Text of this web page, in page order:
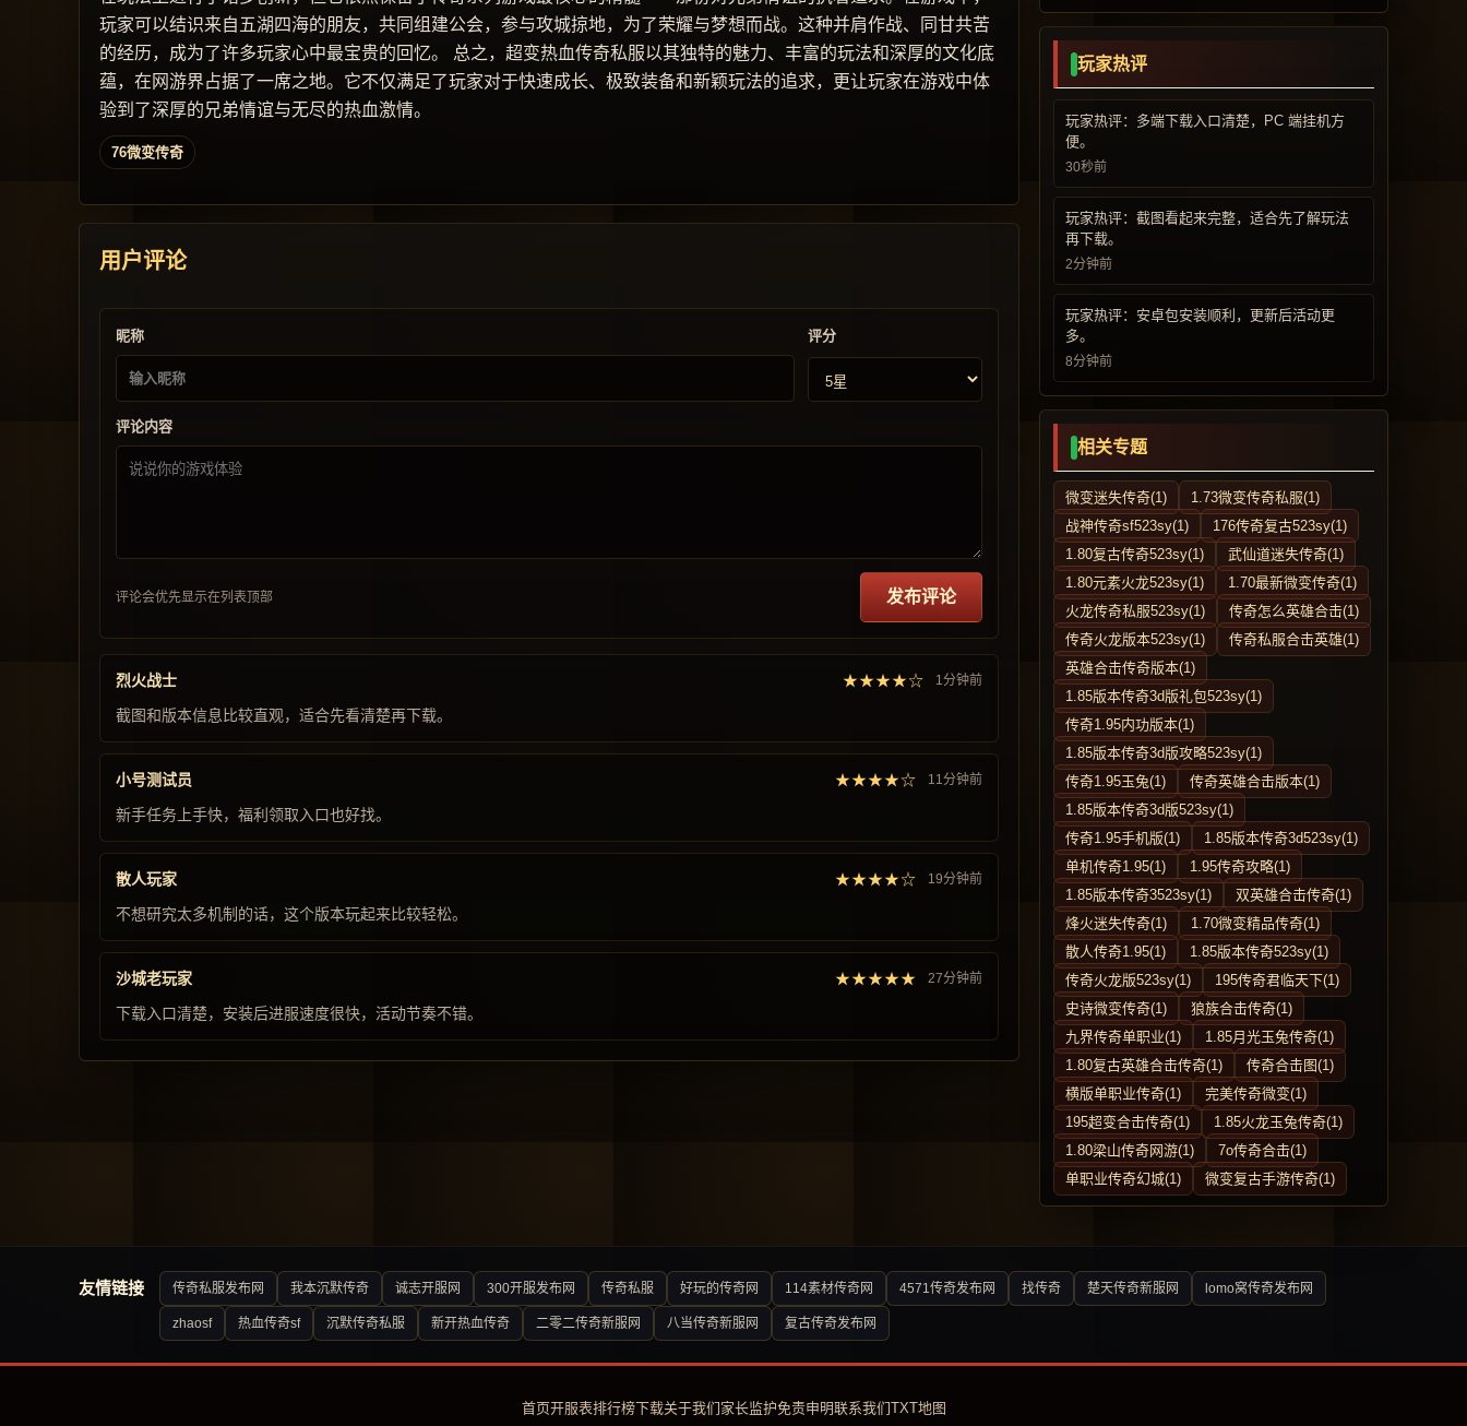
玩家可以结识来自五湖四海的朋友，共同组建公会，参与攻城掠地，为了荣耀与梦想而战。这种并肩作战、同甘共苦
的经历，成为了许多玩家心中最宝贵的回忆。 总之，超变热血传奇私服以其独特的魅力、丰富的玩法和深厚的文化底
蕴，在网游界占据了一席之地。它不仅满足了玩家对于快速成长、极致装备和新颖玩法的追求，更让玩家在游戏中体
验到了深厚的兄弟情谊与无尽的热血激情。
76微变传奇
用户评论
昵称 评分
评论内容
评论会优先显示在列表顶部 发布评论
烈火战士 ★★★★☆ 1分钟前
截图和版本信息比较直观，适合先看清楚再下载。
小号测试员 ★★★★☆ 11分钟前
新手任务上手快，福利领取入口也好找。
散人玩家 ★★★★☆ 19分钟前
不想研究太多机制的话，这个版本玩起来比较轻松。
沙城老玩家 ★★★★★ 27分钟前
下载入口清楚，安装后进服速度很快，活动节奏不错。
玩家热评
玩家热评：多端下载入口清楚，PC 端挂机方
便。
30秒前
玩家热评：截图看起来完整，适合先了解玩法
再下载。
2分钟前
玩家热评：安卓包安装顺利，更新后活动更
多。
8分钟前
相关专题
微变迷失传奇(1)
1.73微变传奇私服(1)
战神传奇sf523sy(1)
176传奇复古523sy(1)
1.80复古传奇523sy(1)
武仙道迷失传奇(1)
1.80元素火龙523sy(1)
1.70最新微变传奇(1)
火龙传奇私服523sy(1)
传奇怎么英雄合击(1)
传奇火龙版本523sy(1)
传奇私服合击英雄(1)
英雄合击传奇版本(1)
1.85版本传奇3d版礼包523sy(1)
传奇1.95内功版本(1)
1.85版本传奇3d版攻略523sy(1)
传奇1.95玉兔(1)
传奇英雄合击版本(1)
1.85版本传奇3d版523sy(1)
传奇1.95手机版(1)
1.85版本传奇3d523sy(1)
单机传奇1.95(1)
1.95传奇攻略(1)
1.85版本传奇3523sy(1)
双英雄合击传奇(1)
烽火迷失传奇(1)
1.70微变精品传奇(1)
散人传奇1.95(1)
1.85版本传奇523sy(1)
传奇火龙版523sy(1)
195传奇君临天下(1)
史诗微变传奇(1)
狼族合击传奇(1)
九界传奇单职业(1)
1.85月光玉兔传奇(1)
1.80复古英雄合击传奇(1)
传奇合击图(1)
横版单职业传奇(1)
完美传奇微变(1)
195超变合击传奇(1)
1.85火龙玉兔传奇(1)
1.80梁山传奇网游(1)
7o传奇合击(1)
单职业传奇幻城(1)
微变复古手游传奇(1)
友情链接 传奇私服发布网 我本沉默传奇 诚志开服网 300开服发布网 传奇私服 好玩的传奇网 114素材传奇网 4571传奇发布网 找传奇 楚天传奇新服网 lomo窝传奇发布网
zhaosf 热血传奇sf 沉默传奇私服 新开热血传奇 二零二传奇新服网 八当传奇新服网 复古传奇发布网
首页开服表排行榜下载关于我们 家长监护免责申明联系我们TXT地图